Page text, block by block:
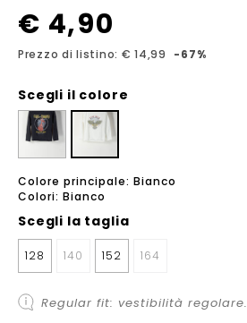
€ 4,90
Prezzo di listino: € 14,99 -67%
Scegli il colore
Colore principale: Bianco
Colori: Bianco
Scegli la taglia
128 140 152 164
Regular fit: vestibilità regolare.